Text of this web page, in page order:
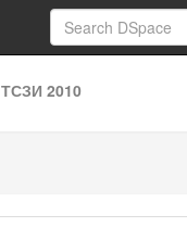
ТСЗИ 2010